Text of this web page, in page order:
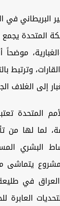
البريطاني في
المتحدة
وترتبط
إلى الغلاف
المتحدة
لما لها من
البشري
العراق في
العابرة